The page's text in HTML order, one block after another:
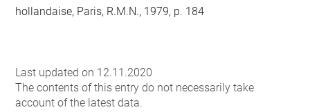
hollandaise, Paris, R.M.N., 1979, p. 184
Last updated on 12.11.2020
The contents of this entry do not necessarily take
account of the latest data.